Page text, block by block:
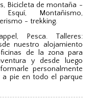
Bicicleta de montaña -
Montañismo,
- trekking.
Pesca. Talleres:
nuestro alojamiento
de la zona para
y desde luego
personalmente
pie en todo el parque